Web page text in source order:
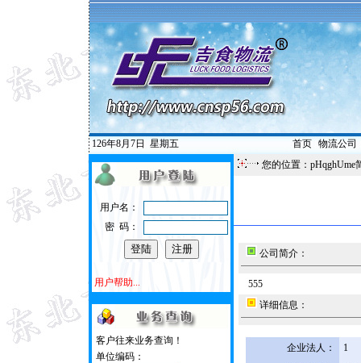
126年8月7日 星期五 首页| 物流公司
用户名：
密 码：
用户帮助...
客户往来业务查询！
单位编码：
您的位置：pHqghUme
公司简介：
555
详细信息：
企业法人：
1